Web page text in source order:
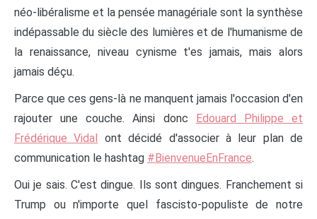
néo-libéralisme et la pensée managériale sont la synthèse
indépassable du siècle des lumières et de l'humanisme de
la renaissance, niveau cynisme t'es jamais, mais alors
jamais déçu.
Parce que ces gens-là ne manquent jamais l'occasion d'en
rajouter une couche. Ainsi donc Edouard Philippe et
Frédérique Vidal ont décidé d'associer à leur plan de
communication le hashtag #BienvenueEnFrance.
Oui je sais. C'est dingue. Ils sont dingues. Franchement si
Trump ou n'importe quel fascisto-populiste de notre